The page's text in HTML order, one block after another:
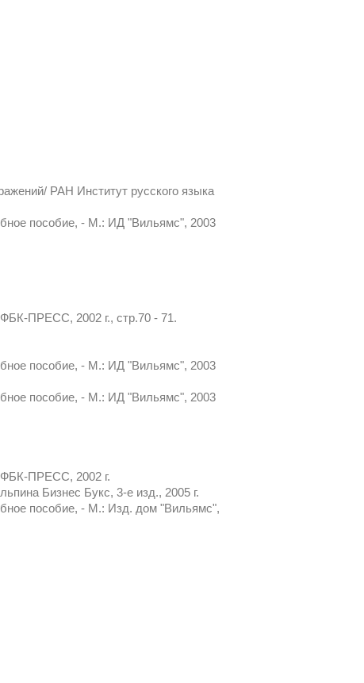
РАН Институт русского языка
пособие, - М.: ИД "Вильямс", 2003
ПРЕСС, 2002 г., стр.70 - 71.
пособие, - М.: ИД "Вильямс", 2003
пособие, - М.: ИД "Вильямс", 2003
ПРЕСС, 2002 г.
Бизнес Букс, 3-е изд., 2005 г.
пособие, - М.: Изд. дом "Вильямс",